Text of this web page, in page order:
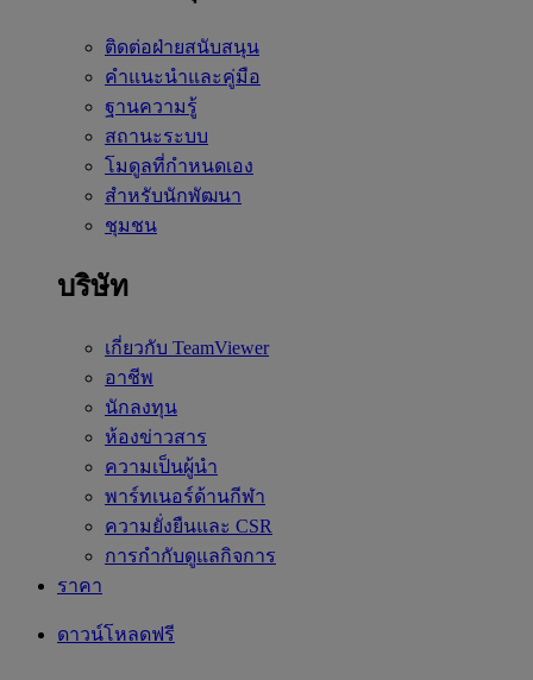
ติดต่อฝ่ายสนับสนุน
คำแนะนำและคู่มือ
ฐานความรู้
สถานะระบบ
โมดูลที่กำหนดเอง
สำหรับนักพัฒนา
ชุมชน
บริษัท
เกี่ยวกับ TeamViewer
อาชีพ
นักลงทุน
ห้องข่าวสาร
ความเป็นผู้นำ
พาร์ทเนอร์ด้านกีฬา
ความยั่งยืนและ CSR
การกำกับดูแลกิจการ
ราคา
ดาวน์โหลดฟรี